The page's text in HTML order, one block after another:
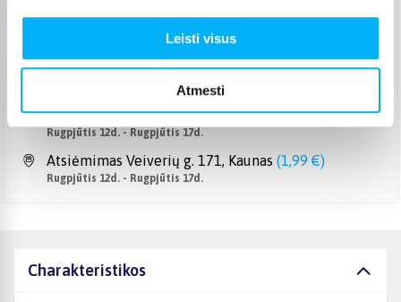
Leisti visus
Atmesti
Rugpjūtis 12d. - Rugpjūtis 17d.
3,99 €)
Pristato ir šeštadienį
Rugpjūtis 12d. - Rugpjūtis 17d.
Atsiėmimas Veiverių g. 171, Kaunas (1,99 €)
Rugpjūtis 12d. - Rugpjūtis 17d.
Charakteristikos